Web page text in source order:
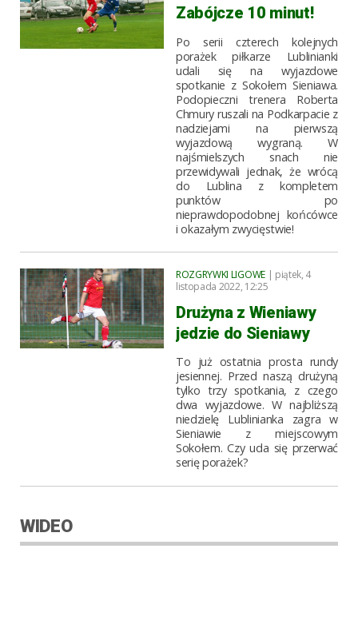
Zabójcze 10 minut!
Po serii czterech kolejnych
porażek piłkarze Lublinianki
udali się na wyjazdowe
spotkanie z Sokołem Sieniawa.
Podopieczni trenera Roberta
Chmury ruszali na Podkarpacie z
nadziejami na pierwszą
wyjazdową wygraną. W
najśmielszych snach nie
przewidywali jednak, że wrócą
do Lublina z kompletem
punktów po
nieprawdopodobnej końcówce
i okazałym zwycięstwie!
ROZGRYWKI LIGOWE| piątek, 4
listopada 2022, 12:25
Drużyna z Wieniawy
jedzie do Sieniawy
To już ostatnia prosta rundy
jesiennej. Przed naszą drużyną
tylko trzy spotkania, z czego
dwa wyjazdowe. W najbliższą
niedzielę Lublinianka zagra w
Sieniawie z miejscowym
Sokołem. Czy uda się przerwać
serię porażek?
WIDEO